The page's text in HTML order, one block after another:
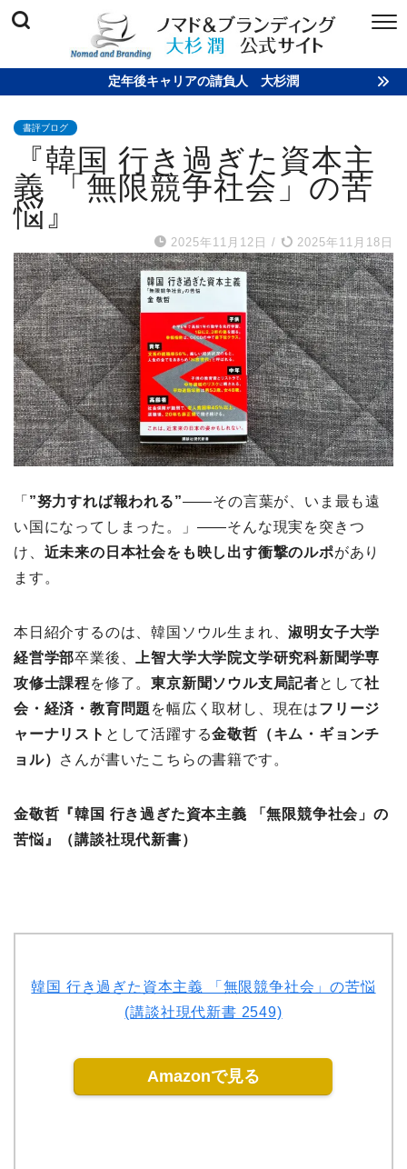
定年後キャリアの請負人 大杉潤
書評ブログ
『韓国 行き過ぎた資本主
義 「無限競争社会」の苦
悩』
2025年11月12日 / 2025年11月18日
「 ”努力すれば報われる”――その言葉が、いま最も遠
い国になってしまった。」――そんな現実を突きつ
け、 近未来の日本社会をも映し出す衝撃のルポがあり
ます。
本日紹介するのは、韓国ソウル生まれ、淑明女子大学
経営学部卒業後、
上智大学大学院文学研究科新聞学専
攻修士課程を修了。東京新聞ソウル支局記者として社
会・経済・教育問題 を幅広く取材し、現在はフリージ
ャーナリスト として活躍する金敬哲（キム・ギョンチ
ョル） さんが書いたこちらの書籍です。
金敬哲『韓国 行き過ぎた資本主義 「無限競争社会」の
苦悩』（講談社現代新書）
韓国 行き過ぎた資本主義 「無限競争社会」の苦悩
(講談社現代新書 2549)
Amazonで見る